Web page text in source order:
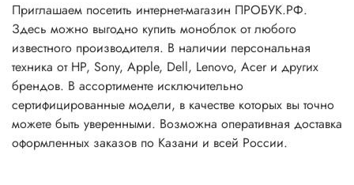
Приглашаем посетить интернет-магазин ПРОБУК.РФ.
Здесь можно выгодно купить моноблок от любого
известного производителя. В наличии персональная
техника от HP, Sony, Apple, Dell, Lenovo, Acer и других
брендов. В ассортименте исключительно
сертифицированные модели, в качестве которых вы точно
можете быть уверенными. Возможна оперативная доставка
оформленных заказов по Казани и всей России.